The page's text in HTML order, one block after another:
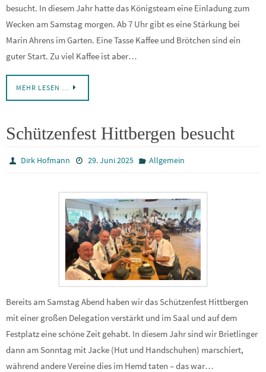
besucht. In diesem Jahr hatte das Königsteam eine Einladung zum
Wecken am Samstag morgen. Ab 7 Uhr gibt es eine Stärkung bei
Marin Ahrens im Garten. Eine Tasse Kaffee und Brötchen sind ein
guter Start. Zu viel Kaffee ist aber…
MEHR LESEN …
Schützenfest Hittbergen besucht
Dirk Hofmann 29. Juni 2025 Allgemein
Bereits am Samstag Abend haben wir das Schützenfest Hittbergen
mit einer großen Delegation verstärkt und im Saal und auf dem
Festplatz eine schöne Zeit gehabt. In diesem Jahr sind wir Brietlinger
dann am Sonntag mit Jacke (Hut und Handschuhen) marschiert,
während andere Vereine dies im Hemd taten – das war…